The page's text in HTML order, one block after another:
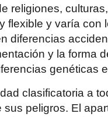
religiones,
flexible y varía con
diferencias
y la forma
genéticas
clasificatoria a
sus peligros. El